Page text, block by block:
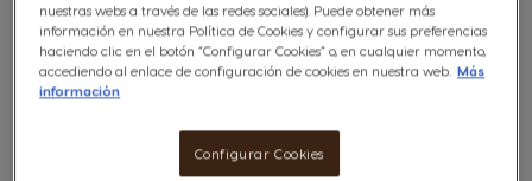
Las cápsulas
Cambio de color de las cápsulas NESCAFÉ® Dolce
Gusto®
nuestras webs a través de las redes sociales). Puede obtener más
información en nuestra Política de Cookies y configurar sus preferencias
haciendo clic en el botón “Configurar Cookies” o, en cualquier momento,
accediendo al enlace de configuración de cookies en nuestra web. Más
información
Configurar Cookies